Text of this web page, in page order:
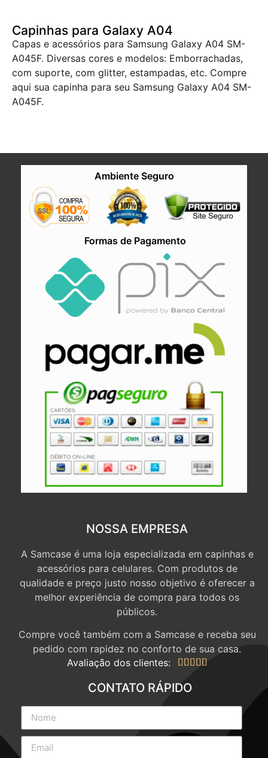
Capinhas para Galaxy A04
Capas e acessórios para Samsung Galaxy A04 SM-
A045F. Diversas cores e modelos: Emborrachadas,
com suporte, com glitter, estampadas, etc. Compre
aqui sua capinha para seu Samsung Galaxy A04 SM-
A045F.
Ambiente Seguro
Formas de Pagamento
NOSSA EMPRESA
A Samcase é uma loja especializada em capinhas e
acessórios para celulares. Com produtos de
qualidade e preço justo nosso objetivo é oferecer a
melhor experiência de compra para todos os
públicos.
Compre você também com a Samcase e receba seu
pedido com rapidez no conforto de sua casa.
Avaliação dos clientes:
    
CONTATO RÁPIDO